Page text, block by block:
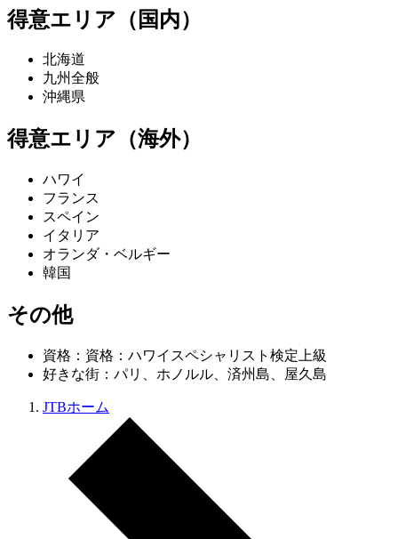
得意エリア（国内）
北海道
九州全般
沖縄県
得意エリア（海外）
ハワイ
フランス
スペイン
イタリア
オランダ・ベルギー
韓国
その他
資格：資格：ハワイスペシャリスト検定上級
好きな街：パリ、ホノルル、済州島、屋久島
JTBホーム